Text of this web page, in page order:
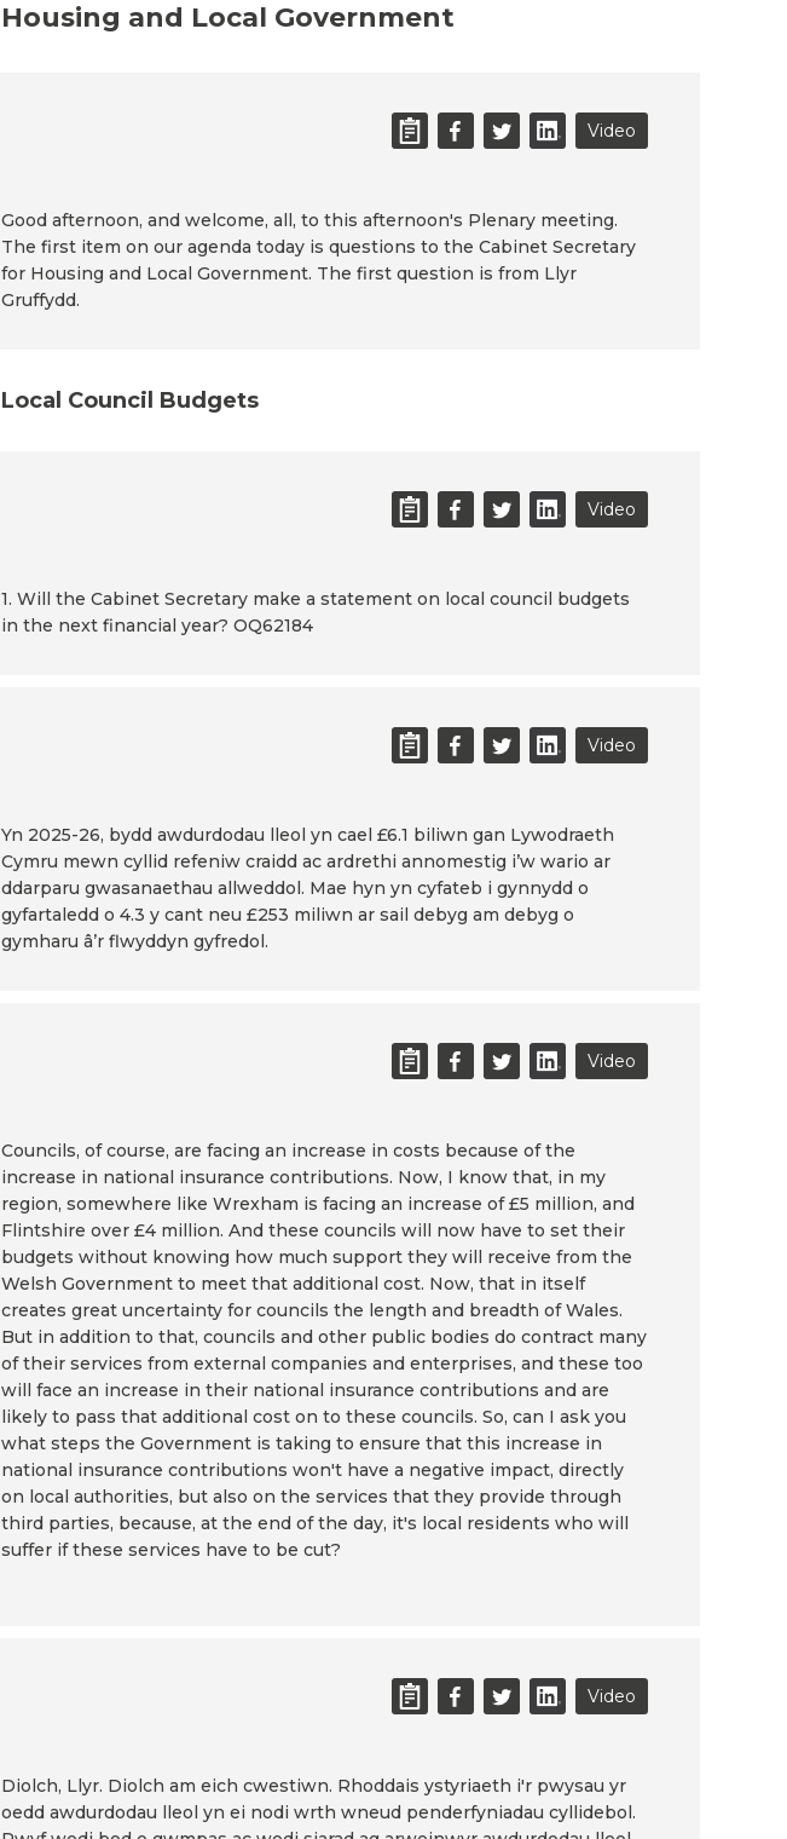
Housing and Local Government
Video
Good afternoon, and welcome, all, to this afternoon's Plenary meeting.
The first item on our agenda today is questions to the Cabinet Secretary
for Housing and Local Government. The first question is from Llyr
Gruffydd.
Local Council Budgets
Video
1. Will the Cabinet Secretary make a statement on local council budgets
in the next financial year? OQ62184
Video
Yn 2025-26, bydd awdurdodau lleol yn cael £6.1 biliwn gan Lywodraeth
Cymru mewn cyllid refeniw craidd ac ardrethi annomestig i’w wario ar
ddarparu gwasanaethau allweddol. Mae hyn yn cyfateb i gynnydd o
gyfartaledd o 4.3 y cant neu £253 miliwn ar sail debyg am debyg o
gymharu â’r flwyddyn gyfredol.
Video
Councils, of course, are facing an increase in costs because of the
increase in national insurance contributions. Now, I know that, in my
region, somewhere like Wrexham is facing an increase of £5 million, and
Flintshire over £4 million. And these councils will now have to set their
budgets without knowing how much support they will receive from the
Welsh Government to meet that additional cost. Now, that in itself
creates great uncertainty for councils the length and breadth of Wales.
But in addition to that, councils and other public bodies do contract many
of their services from external companies and enterprises, and these too
will face an increase in their national insurance contributions and are
likely to pass that additional cost on to these councils. So, can I ask you
what steps the Government is taking to ensure that this increase in
national insurance contributions won't have a negative impact, directly
on local authorities, but also on the services that they provide through
third parties, because, at the end of the day, it's local residents who will
suffer if these services have to be cut?
Video
Diolch, Llyr. Diolch am eich cwestiwn. Rhoddais ystyriaeth i'r pwysau yr
oedd awdurdodau lleol yn ei nodi wrth wneud penderfyniadau cyllidebol.